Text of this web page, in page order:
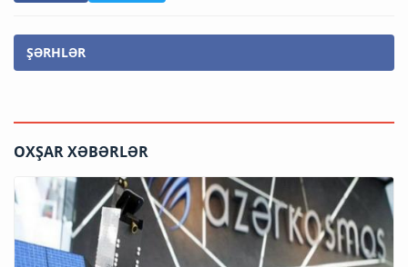
ŞƏRHLƏR
OXŞAR XƏBƏRLƏR